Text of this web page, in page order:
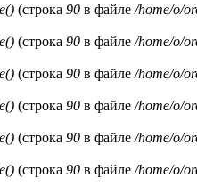
(строка 90 в файле /home/o/
(строка 90 в файле /home/o/
(строка 90 в файле /home/o/
(строка 90 в файле /home/o/
(строка 90 в файле /home/o/
(строка 90 в файле /home/o/